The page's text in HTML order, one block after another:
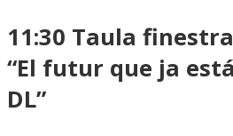
11:30 Taula
“El futur que ja
DL”